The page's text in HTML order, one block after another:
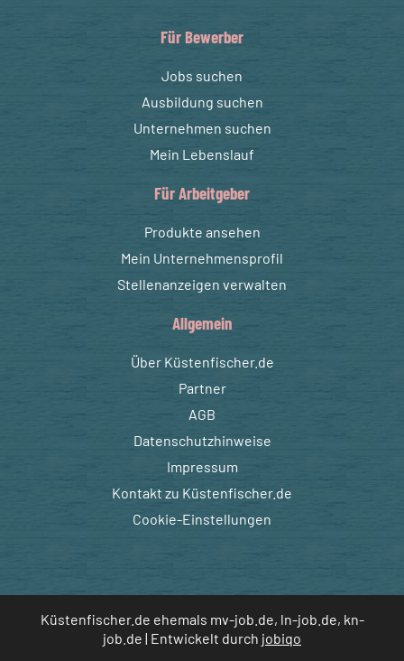
Für Bewerber
Jobs suchen
Ausbildung suchen
Unternehmen suchen
Mein Lebenslauf
Für Arbeitgeber
Produkte ansehen
Mein Unternehmensprofil
Stellenanzeigen verwalten
Allgemein
Über Küstenfischer.de
Partner
AGB
Datenschutzhinweise
Impressum
Kontakt zu Küstenfischer.de
Cookie-Einstellungen
Küstenfischer.de ehemals mv-job.de, ln-job.de, kn-
job.de | Entwickelt durch jobiqo